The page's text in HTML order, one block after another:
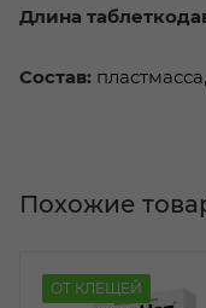
Длина
Состав:
ОТ КЛЕЩЕЙ
Похожие